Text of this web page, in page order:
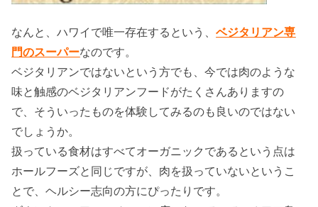
なんと、ハワイで唯一存在するという、ベジタリアン専
門のスーパーなのです。
ベジタリアンではないという方でも、今では肉のような
味と触感のベジタリアンフードがたくさんありますの
で、そういったものを体験してみるのも良いのではない
でしょうか。
扱っている食材はすべてオーガニックであるという点は
ホールフーズと同じですが、肉を扱っていないというこ
とで、ヘルシー志向の方にぴったりです。